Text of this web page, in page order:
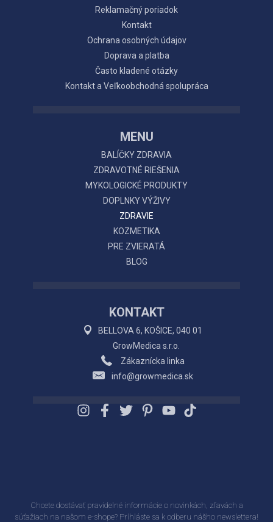
Reklamačný poriadok
Kontakt
Ochrana osobných údajov
Doprava a platba
Často kladené otázky
Kontakt a Veľkoobchodná spolupráca
MENU
BALÍČKY ZDRAVIA
ZDRAVOTNÉ RIEŠENIA
MYKOLOGICKÉ PRODUKTY
DOPLNKY VÝŽIVY
ZDRAVIE
KOZMETIKA
PRE ZVIERATÁ
BLOG
KONTAKT
BELLOVA 6, KOŠICE, 040 01
GrowMedica s.r.o.
Zákaznícka linka
info@growmedica.sk
Chcete dostávať pravidelné informácie o novinkách, zľavách a
súťažiach na našom e-shope? Príhláste sa k odberu nášho newslettera!